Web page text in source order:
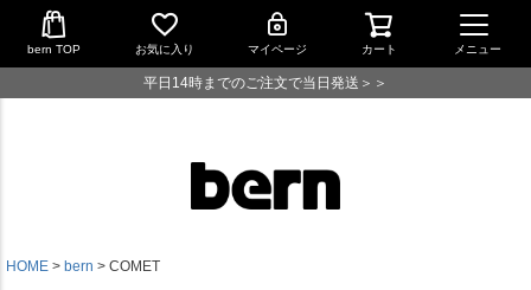
bern TOP お気に入り マイページ カート メニュー
平日14時までのご注文で当日発送＞＞
HOME bern COMET